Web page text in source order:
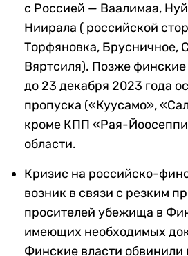
с Россией — Ваалимаа,
Ниирала ( российской
Торфяновка, Брусничное,
Вяртсиля). Позже финские
до 23 декабря 2023 года
пропуска («Куусамо»,
кроме КПП «Рая-
области.
Кризис на российско-
возник в связи с резким
просителей убежища в
имеющих необходимых
Финские власти обвинили